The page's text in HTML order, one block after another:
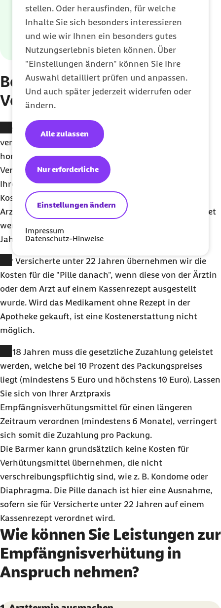
stellen. Oder herausfinden, für welche
Inhalte Sie sich besonders interessieren
und wie wir Ihnen ein besonders gutes
Nutzungserlebnis bieten können. Über
"Einstellungen ändern" können Sie Ihre
Auswahl detailliert prüfen und anpassen.
Und auch später jederzeit widerrufen oder
ändern.
Einstellungen ändern
Nur erforderliche
Alle zulassen
Impressum
Datenschutz-Hinweise
Bezahlt die Krankenkasse
Verhütungsmittel?
Die Barmer übernimmt die Kosten für
verschreibungspflichtige Verhütungsmittel wie Pille,
hormonhaltige Verhütungspflaster oder Spirale für
Versicherte unter 22 Jahren. Voraussetzung ist, dass
Ihre Ärztin oder Ihr Arzt ein Kassenrezept ausstellt.
Kosten, die über ein Privatrezept oder eine private
Arztrechnung entstehen, können leider nicht erstattet
werden – auch dann nicht, wenn Sie noch keine 22
Jahre alt sind.
Für Versicherte unter 22 Jahren übernehmen wir die
Kosten für die "Pille danach", wenn diese von der Ärztin
oder dem Arzt auf einem Kassenrezept ausgestellt
wurde. Wird das Medikament ohne Rezept in der
Apotheke gekauft, ist eine Kostenerstattung nicht
möglich.
Ab 18 Jahren muss die gesetzliche Zuzahlung geleistet
werden, welche bei 10 Prozent des Packungspreises
liegt (mindestens 5 Euro und höchstens 10 Euro). Lassen
Sie sich von Ihrer Arztpraxis
Empfängnisverhütungsmittel für einen längeren
Zeitraum verordnen (mindestens 6 Monate), verringert
sich somit die Zuzahlung pro Packung.
Die Barmer kann grundsätzlich keine Kosten für
Verhütungsmittel übernehmen, die nicht
verschreibungspflichtig sind, wie z. B. Kondome oder
Diaphragma. Die Pille danach ist hier eine Ausnahme,
sofern sie für Versicherte unter 22 Jahren auf einem
Kassenrezept verordnet wird.
Wie können Sie Leistungen zur
Empfängnisverhütung in
Anspruch nehmen?
Karussell mit 4 Elementen
Element 1 von 4